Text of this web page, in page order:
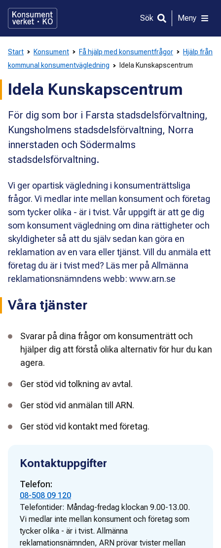
direkt
innehållet
Sök Meny
Start Konsument Få hjälp med konsumentfrågor
Hjälp från
kommunal konsumentvägledning
Idela Kunskapscentrum
Idela Kunskapscentrum
För dig som bor i Farsta stadsdelsförvaltning,
Kungsholmens stadsdelsförvaltning, Norra
innerstaden och Södermalms
stadsdelsförvaltning.
Vi ger opartisk vägledning i konsumenträttsliga
frågor. Vi medlar inte mellan konsument och företag
som tycker olika - är i tvist. Vår uppgift är att ge dig
som konsument vägledning om dina rättigheter och
skyldigheter så att du själv sedan kan göra en
reklamation av en vara eller tjänst. Vill du anmäla ett
företag du är i tvist med? Läs mer på Allmänna
reklamationsnämndens webb: www.arn.se
Våra tjänster
Svarar på dina frågor om konsumenträtt och
hjälper dig att förstå olika alternativ för hur du kan
agera.
Ger stöd vid tolkning av avtal.
Ger stöd vid anmälan till ARN.
Ger stöd vid kontakt med företag.
Kontaktuppgifter
Telefon:
08-508 09 120
Telefontider: Måndag-fredag klockan 9.00-13.00.
Vi medlar inte mellan konsument och företag som
tycker olika - är i tvist. Allmänna
reklamationsnämnden, ARN prövar tvister mellan